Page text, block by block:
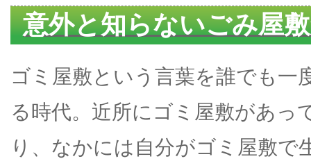
意外と知らないごみ屋
ゴミ屋敷という言葉を誰でも一
る時代。近所にゴミ屋敷があっ
り、なかには自分がゴミ屋敷で